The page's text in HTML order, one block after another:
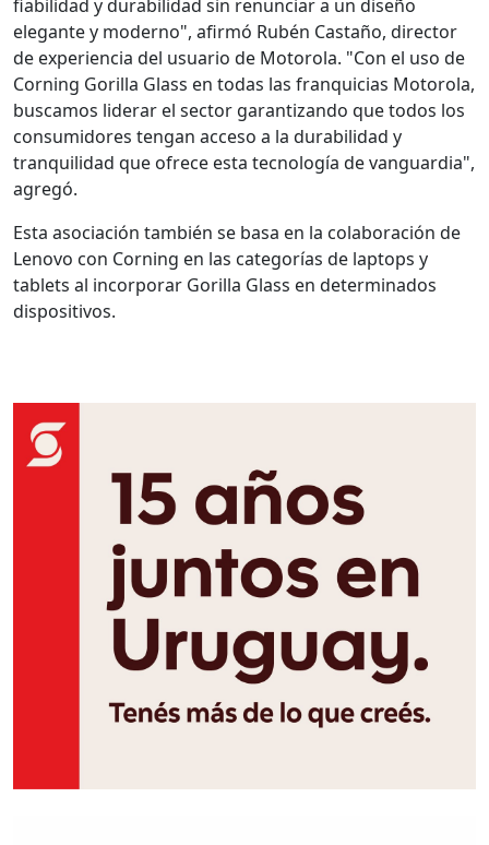
fiabilidad y durabilidad sin renunciar a un diseño
elegante y moderno", afirmó Rubén Castaño, director
de experiencia del usuario de Motorola. "Con el uso de
Corning Gorilla Glass en todas las franquicias Motorola,
buscamos liderar el sector garantizando que todos los
consumidores tengan acceso a la durabilidad y
tranquilidad que ofrece esta tecnología de vanguardia",
agregó.
Esta asociación también se basa en la colaboración de
Lenovo con Corning en las categorías de laptops y
tablets al incorporar Gorilla Glass en determinados
dispositivos.